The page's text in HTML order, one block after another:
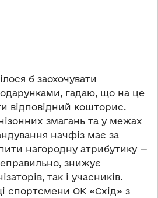
б заохочувати
гадаю, що на це
відповідний кошторис.
змагань та у межах
начфіз має за
нагородну атрибутику —
знижує
так і учасників.
спортсмени ОК «Схід» з